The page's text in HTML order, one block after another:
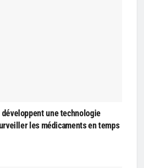
développent une technologie
les médicaments en temps